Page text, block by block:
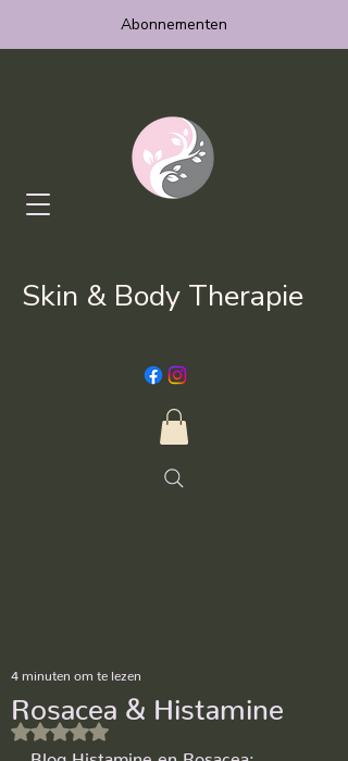
Skin & Body Therapie
Abonnementen
Rosacea & Histamine
4 minuten om te lezen
Beoordeeld met NaN uit 5 sterren.
Blog Histamine en Rosacea: